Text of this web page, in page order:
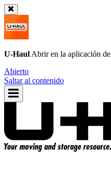
U-Haul Abrir en la aplicación de
Abierto
Saltar al contenido